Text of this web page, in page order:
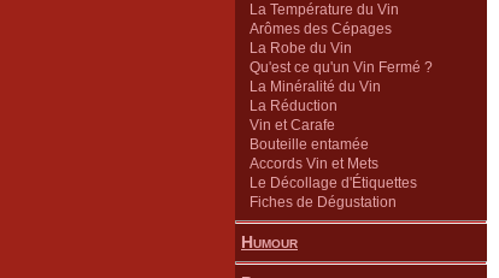
La Température du Vin
Arômes des Cépages
La Robe du Vin
Qu'est ce qu'un Vin Fermé ?
La Minéralité du Vin
La Réduction
Vin et Carafe
Bouteille entamée
Accords Vin et Mets
Le Décollage d'Étiquettes
Fiches de Dégustation
Humour